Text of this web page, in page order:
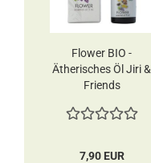
Flower BIO -
Ätherisches Öl Jiri &
Friends
7,90 EUR